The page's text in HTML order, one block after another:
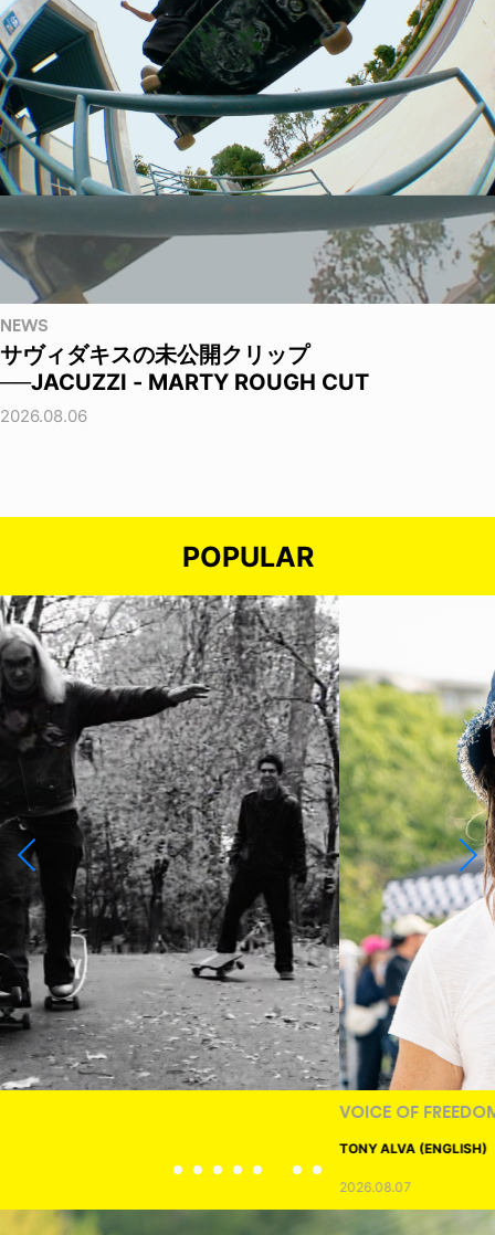
NEWS
サヴィダキスの未公開クリップ
──JACUZZI - MARTY ROUGH CUT
2026.08.06
POPULAR